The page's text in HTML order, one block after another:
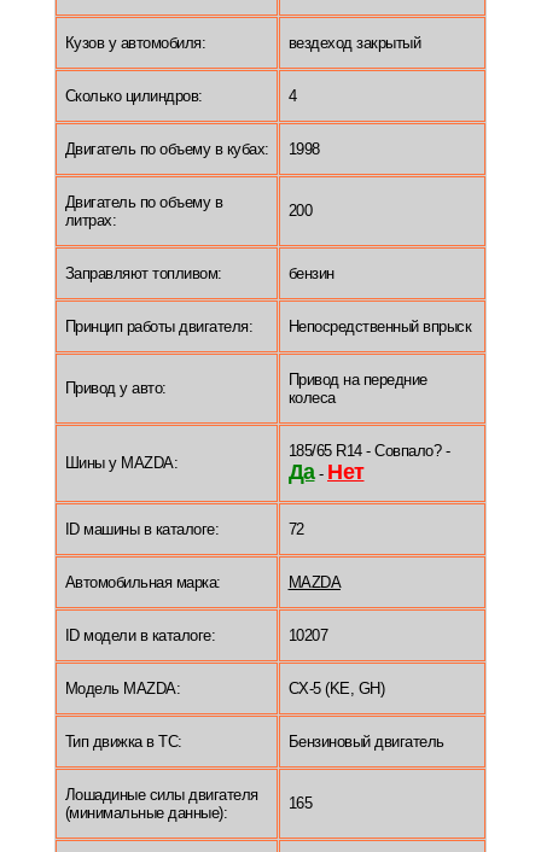
Кузов у автомобиля: вездеход закрытый
Сколько цилиндров: 4
Двигатель по объему в кубах: 1998
Двигатель по объему в
литрах:
200
Заправляют топливом: бензин
Принцип работы двигателя: Непосредственный впрыск
Привод у авто:
Привод на передние
колеса
Шины у MAZDA:
185/65 R14 - Совпало? -
Да- Нет
ID машины в каталоге: 72
Автомобильная марка: MAZDA
ID модели в каталоге: 10207
Модель MAZDA: CX-5 (KE, GH)
Тип движка в ТС: Бензиновый двигатель
Лошадиные силы двигателя
(минимальные данные):
165